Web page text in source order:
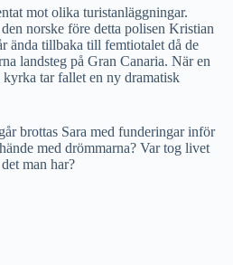
mot olika turistanläggningar.
norske före detta polisen Kristian
ända tillbaka till femtiotalet då de
landsteg på Gran Canaria. När en
tar fallet en ny dramatisk
brottas Sara med funderingar inför
med drömmarna? Var tog livet
man har?